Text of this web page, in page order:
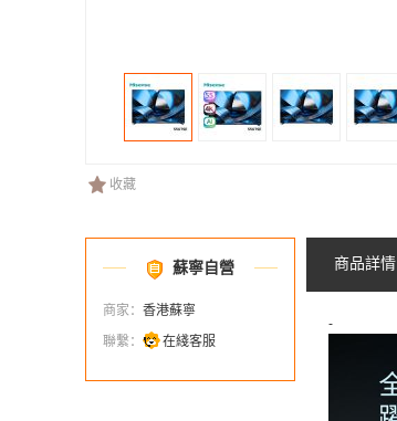
收藏
蘇寧自營
商家： 香港蘇寧
聯繫：
在綫客服
商品詳情
-